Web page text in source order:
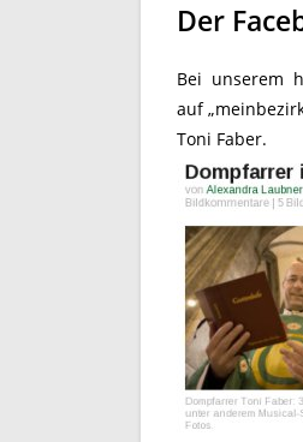
Der
Bei unserem
auf
Toni Faber.